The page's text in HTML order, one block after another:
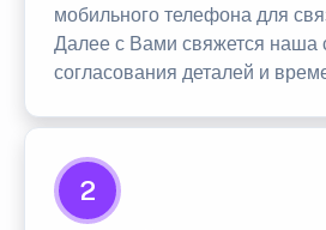
мобильного телефона для
Далее с Вами свяжется наша
согласования деталей и
2